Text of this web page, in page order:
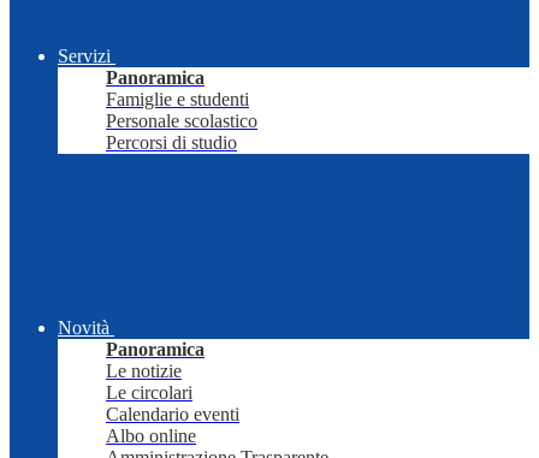
Servizi
Panoramica
Famiglie e studenti
Personale scolastico
Percorsi di studio
Novità
Panoramica
Le notizie
Le circolari
Calendario eventi
Albo online